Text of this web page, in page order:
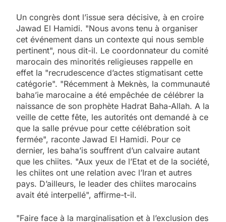
Un congrès dont l’issue sera décisive, à en croire
Jawad El Hamidi. "Nous avons tenu à organiser
cet événement dans un contexte qui nous semble
pertinent", nous dit-il. Le coordonnateur du comité
marocain des minorités religieuses rappelle en
effet la "recrudescence d’actes stigmatisant cette
catégorie". "Récemment à Meknès, la communauté
baha’ie marocaine a été empêchée de célébrer la
naissance de son prophète Hadrat Baha-Allah. A la
veille de cette fête, les autorités ont demandé à ce
que la salle prévue pour cette célébration soit
fermée", raconte Jawad El Hamidi. Pour ce
dernier, les baha’is souffrent d’un calvaire autant
que les chiites. "Aux yeux de l’Etat et de la société,
les chiites ont une relation avec l’Iran et autres
pays. D’ailleurs, le leader des chiites marocains
avait été interpellé", affirme-t-il.
"Faire face à la marginalisation et à l’exclusion des